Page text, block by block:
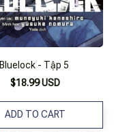
Bluelock - Tập 5
$18.99 USD
ADD TO CART